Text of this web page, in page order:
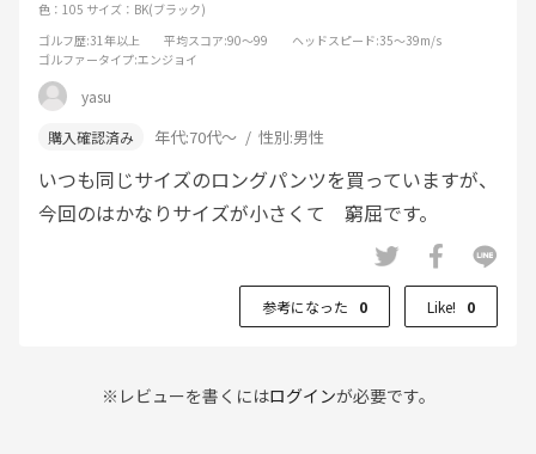
色：105 サイズ：BK(ブラック)
ゴルフ歴:31年以上 平均スコア:90～99 ヘッドスピード:35～39m/s
ゴルファータイプ:エンジョイ
yasu
年代:70代～ 性別:男性
いつも同じサイズのロングパンツを買っていますが、
今回のはかなりサイズが小さくて 窮屈です。
参考になった 0 Like! 0
※レビューを書くにはログインが必要です。